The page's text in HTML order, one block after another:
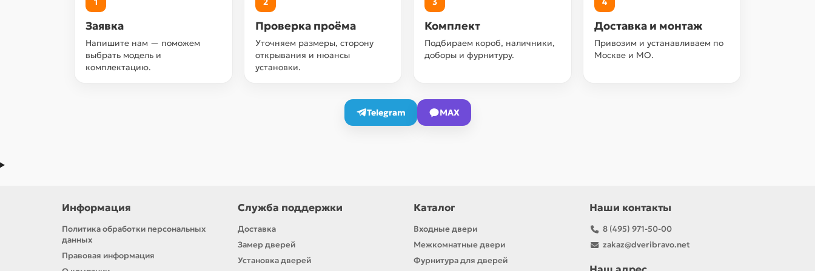
Заявка
Напишите нам — поможем
выбрать модель и
комплектацию.
Проверка проёма
Уточняем размеры, сторону
открывания и нюансы
установки.
Комплект
Подбираем короб, наличники,
доборы и фурнитуру.
Доставка и монтаж
Привозим и устанавливаем по
Москве и МО.
Telegram MAX
Информация
Политика обработки персональных
данных
Правовая информация
Служба поддержки
Доставка
Замер дверей
Установка дверей
Каталог
Входные двери
Межкомнатные двери
Фурнитура для дверей
Наши контакты
8 (495) 971-50-00
zakaz@dveribravo.net